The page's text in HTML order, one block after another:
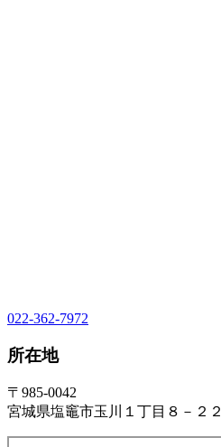
022-362-7972
所在地
〒985-0042
宮城県塩竈市玉川１丁目８－２２